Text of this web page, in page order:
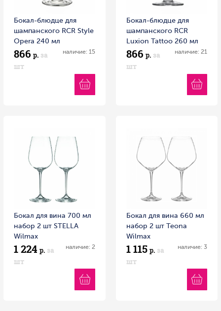
Бокал-блюдце для
шампанского RCR Style
Opera 240 мл
хрустальное стекло
Италия
866 р. за
шт
наличие: 15
Бокал-блюдце для
шампанского RCR
Luxion Tattoo 260 мл
хрустальное стекло
Италия
866 р. за
шт
наличие: 21
Бокал для вина 700 мл
набор 2 шт STELLA
Wilmax
1 224 р. за
шт
наличие: 2
Бокал для вина 660 мл
набор 2 шт Teona
Wilmax
1 115 р. за
шт
наличие: 3